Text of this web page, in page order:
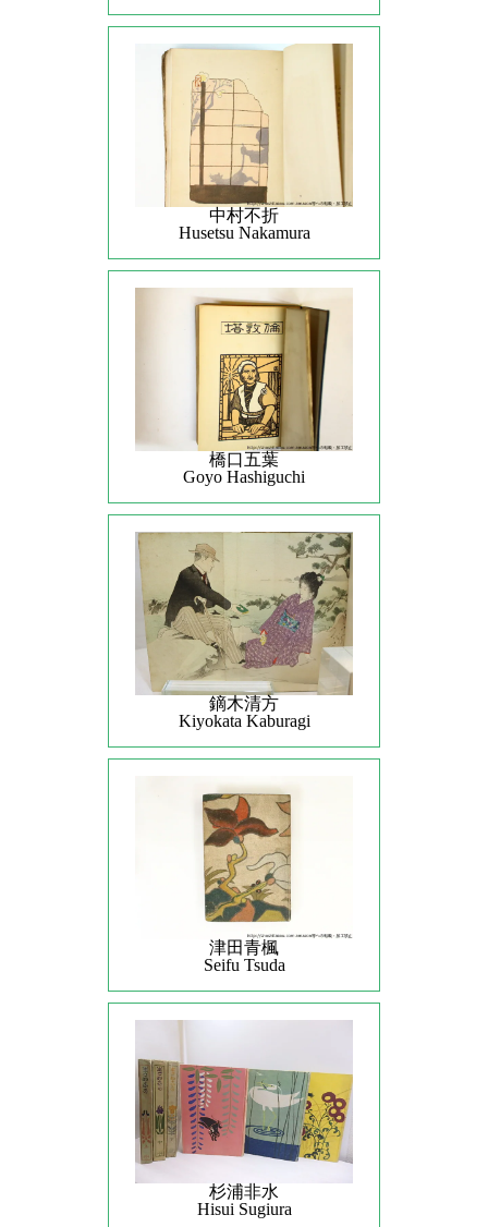
中村不折
Husetsu Nakamura
橋口五葉
Goyo Hashiguchi
鏑木清方
Kiyokata Kaburagi
津田青楓
Seifu Tsuda
杉浦非水
Hisui Sugiura